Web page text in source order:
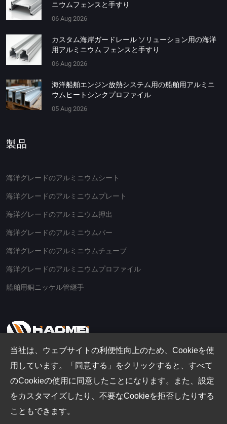
ニウムフェンスと手すり
06 Aug 2026
カスタム海岸ガードレール ソリューション用の海洋
用アルミニウム フェンスと手すり
06 Aug 2026
海洋船舶エンジン放熱システム用の船舶用アルミニ
ウムヒートシンクプロファイル
05 Aug 2026
製品
海洋グレードのアルミニウムシート
海洋グレードのアルミニウムプレート
海洋グレードのアルミニウム押出
海洋グレードのアルミニウムバー
海洋グレードのアルミニウムチューブ
海洋グレードのアルミニウムプロファイル
船舶用銅ニッケル管継手
Email
th@aluminio.cn
Address
No.14 Waihuan Road、CBD Zhengzhou、中国
当社は、ウェブサイトの利便性向上のため、Cookieを使
用しています。「同意する」をクリックすると、すべて
のCookieの使用に同意したことになります。また、設定
をカスタマイズしたり、不要なCookieを拒否したりする
こともできます。